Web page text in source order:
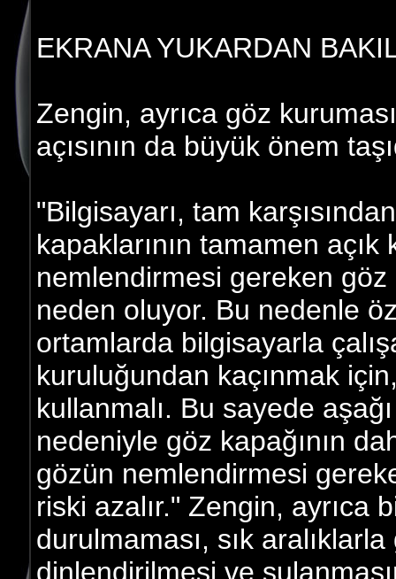
EKRANA YUKARDAN
Zengin, ayrıca göz
açısının da büyük önem
"Bilgisayarı, tam
kapaklarının tamamen
nemlendirmesi gereken göz
neden oluyor. Bu nedenle
ortamlarda bilgisayarla
kuruluğundan kaçınmak
kullanmalı. Bu sayede
nedeniyle göz kapağının
gözün nemlendirmesi
riski azalır." Zengin, ayrıca
durulmaması, sık
dinlendirilmesi ve